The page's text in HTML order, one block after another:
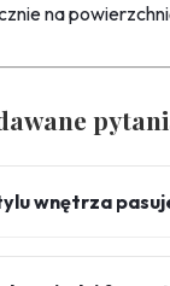
na
wnętrza